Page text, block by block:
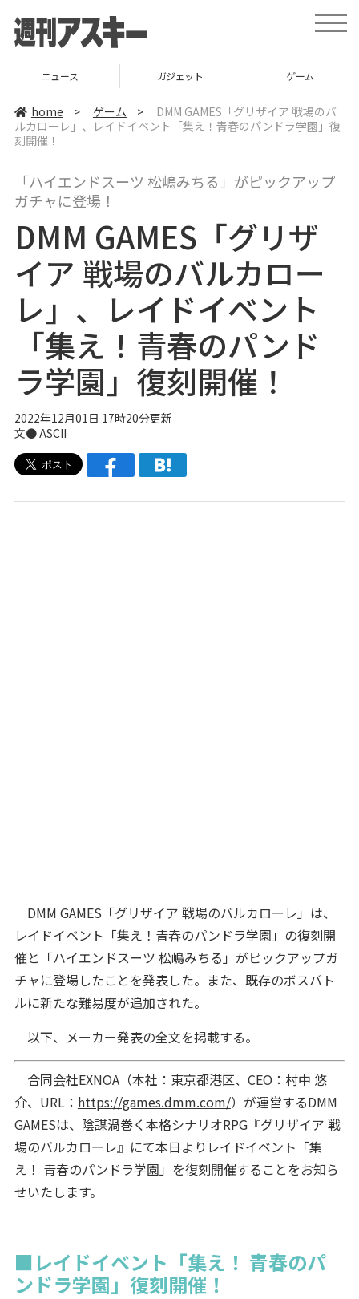
t
o
v
i
i
o
ニュース ガジェット ゲーム
home > ゲーム >
DMM GAMES「グリザイア 戦場のバ
ルカローレ」、レイドイベント「集え！青春のパンドラ学園」復
刻開催！
「ハイエンドスーツ 松嶋みちる」がピックアップ
ガチャに登場！
DMM GAMES「グリザ
イア 戦場のバルカロー
レ」、レイドイベント
「集え！青春のパンド
ラ学園」復刻開催！
2022年12月01日 17時20分更新
文● ASCII
DMM GAMES「グリザイア 戦場のバルカローレ」は、
レイドイベント「集え！青春のパンドラ学園」の復刻開
催と「ハイエンドスーツ 松嶋みちる」がピックアップガ
チャに登場したことを発表した。また、既存のボスバト
ルに新たな難易度が追加された。
以下、メーカー発表の全文を掲載する。
合同会社EXNOA（本社：東京都港区、CEO：村中 悠
介、URL： https://games.dmm.com/）が運営するDMM
GAMESは、陰謀渦巻く本格シナリオRPG『グリザイア 戦
場のバルカローレ』にて本日よりレイドイベント「集
え！ 青春のパンドラ学園」を復刻開催することをお知ら
せいたします。
■レイドイベント「集え！ 青春のパ
ンドラ学園」復刻開催！